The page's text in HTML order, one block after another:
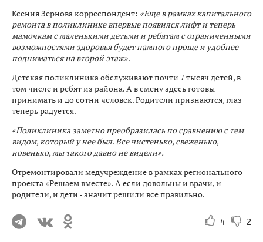
Ксения Зернова корреспондент: «Еще в рамках капитального
ремонта в поликлинике впервые появился лифт и теперь
мамочкам с маленькими детьми и ребятам с ограниченными
возможностями здоровья будет намного проще и удобнее
подниматься на второй этаж».
Детская поликлиника обслуживают почти 7 тысяч детей, в
том числе и ребят из района. А в смену здесь готовы
принимать и до сотни человек. Родители признаются, глаз
теперь радуется.
«Поликлиника заметно преобразилась по сравнению с тем
видом, который у нее был. Все чистенько, свеженько,
новенько, мы такого давно не видели».
Отремонтировали медучреждение в рамках регионального
проекта «Решаем вместе». А если довольны и врачи, и
родители, и дети - значит решили все правильно.
4 2